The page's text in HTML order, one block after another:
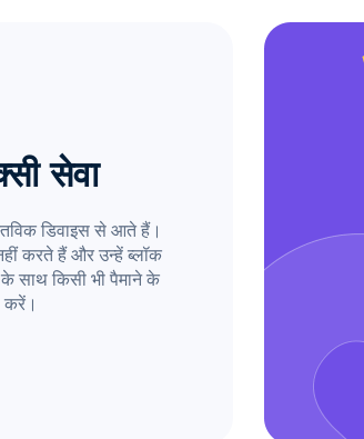
सेवा
डिवाइस से आते हैं।
करते हैं और उन्हें ब्लॉक
साथ किसी भी पैमाने के
करें।